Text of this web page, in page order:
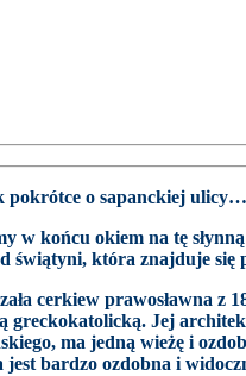
pokrótce o sapanckiej ulicy…
w końcu okiem na tę
świątyni, która znajduje się
cerkiew prawosławna z
greckokatolicką. Jej
ma jedną wieżę i
jest bardzo ozdobna i